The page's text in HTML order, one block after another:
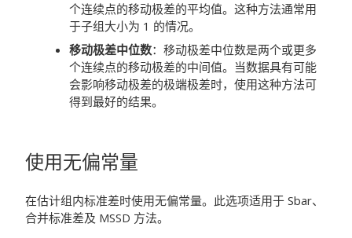
个连续点的移动极差的平均值。这种方法通常用
于子组大小为 1 的情况。
移动极差中位数： 移动极差中位数是两个或更多
个连续点的移动极差的中间值。当数据具有可能
会影响移动极差的极端极差时，使用这种方法可
得到最好的结果。
使用无偏常量
在估计组内标准差时使用无偏常量。此选项适用于 Sbar、
合并标准差及 MSSD 方法。